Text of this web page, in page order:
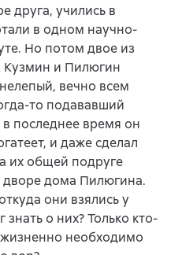
друга, учились в
в одном научно-
Но потом двое из
Кузмин и Пилюгин
вечно всем
то подававший
последнее время он
и даже сделал
их общей подруге
дворе дома Пилюгина.
они взялись у
знать о них? Только кто-
необходимо